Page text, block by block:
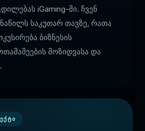
iGaming-ში. ჩვენ
საკუთარ თავზე, რათა
ბიზნესის
მოზიდვასა და